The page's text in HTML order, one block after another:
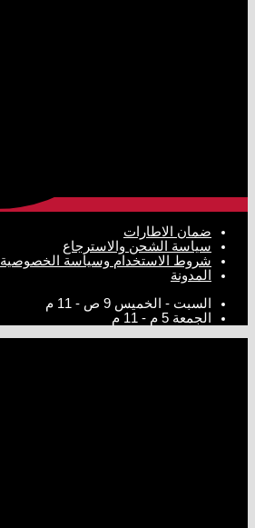
ضمان الاطارات
سياسة الشحن والاسترجاع
شروط الاستخدام وسياسة الخصوصية
المدونة
السبت - الخميس 9 ص - 11 م
الجمعة 5 م - 11 م